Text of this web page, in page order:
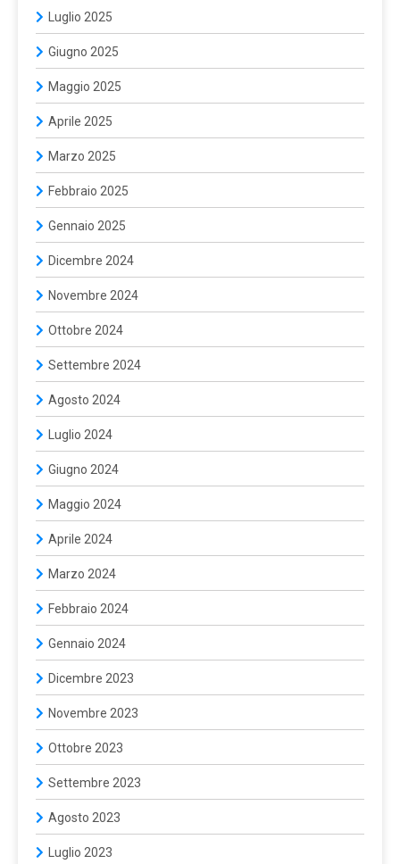
Luglio 2025
Giugno 2025
Maggio 2025
Aprile 2025
Marzo 2025
Febbraio 2025
Gennaio 2025
Dicembre 2024
Novembre 2024
Ottobre 2024
Settembre 2024
Agosto 2024
Luglio 2024
Giugno 2024
Maggio 2024
Aprile 2024
Marzo 2024
Febbraio 2024
Gennaio 2024
Dicembre 2023
Novembre 2023
Ottobre 2023
Settembre 2023
Agosto 2023
Luglio 2023